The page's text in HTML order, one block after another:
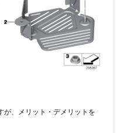
が、メリット・デメリットを